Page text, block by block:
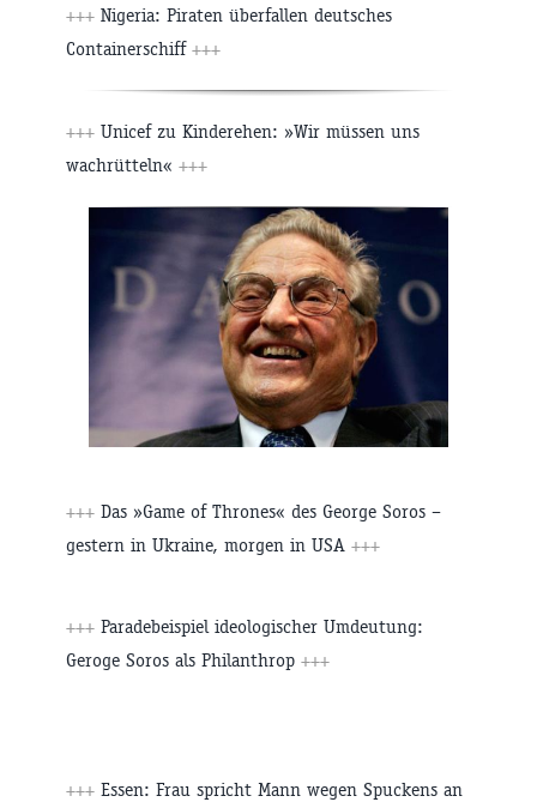
+++ Nigeria: Piraten überfallen deutsches
Containerschiff +++
+++ Unicef zu Kinderehen: »Wir müssen uns
wachrütteln« +++
+++ Das »Game of Thrones« des George Soros –
gestern in Ukraine, morgen in USA +++
+++ Paradebeispiel ideologischer Umdeutung:
Geroge Soros als Philanthrop +++
+++ Essen: Frau spricht Mann wegen Spuckens an